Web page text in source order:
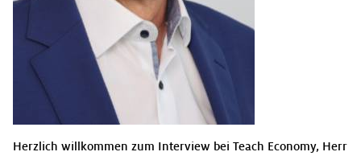
Herzlich willkommen zum Interview bei Teach Economy, Herr